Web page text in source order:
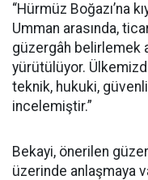
“Hürmüz Boğazı’na
Umman arasında,
güzergâh belirlemek
yürütülüyor.
teknik, hukuki,
incelemiştir.”
Bekayi, önerilen
üzerinde anlaşmaya